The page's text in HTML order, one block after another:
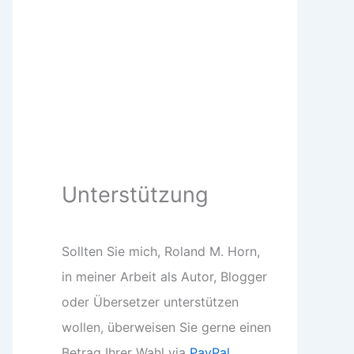
Unterstützung
Sollten Sie mich, Roland M. Horn,
in meiner Arbeit als Autor, Blogger
oder Übersetzer unterstützen
wollen, überweisen Sie gerne einen